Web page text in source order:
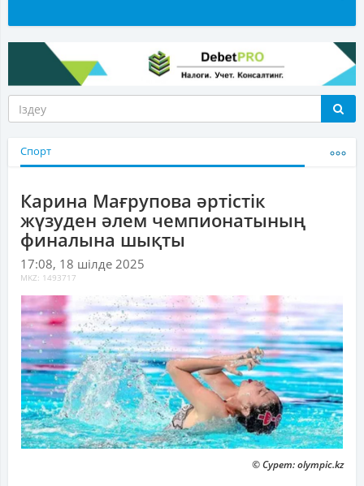
Спорт
Карина Мағрупова әртістік
жүзуден әлем чемпионатының
финалына шықты
17:08, 18 шілде 2025
MKZ: 1493717
© Сурет: olympic.kz